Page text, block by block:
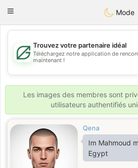
Gulf Dating
Toggle
Mode
💖
Trouvez votre partenaire idéal
Téléchargez notre application de
maintenant !
Les images des membres sont
utilisateurs authentifiés
Qena
Im Mahmoud
Egypt